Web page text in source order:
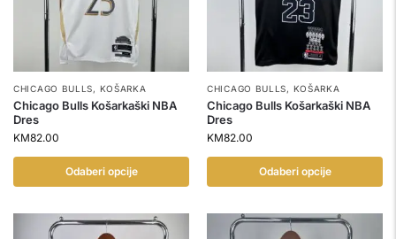
CHICAGO BULLS, KOŠARKA
Chicago Bulls Košarkaški NBA
Dres
KM82.00
Odaberi opcije
CHICAGO BULLS, KOŠARKA
Chicago Bulls Košarkaški NBA
Dres
KM82.00
Odaberi opcije